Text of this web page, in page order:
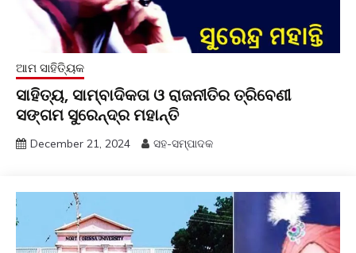
ଆମ ସାହିତ୍ୟିକ
ସାହିତ୍ୟ, ସାମ୍ବାଦିକତା ଓ ରାଜନୀତିର ତ୍ରିବେଣୀ
ସଙ୍ଗମ ସୁରେନ୍ଦ୍ର ମହାନ୍ତି
December 21, 2024 ସହ-ସମ୍ପାଦକ